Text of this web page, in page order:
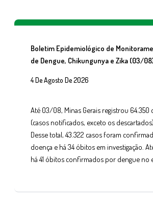
Boletim Epidemiológico de
de Dengue, Chikungunya e Zika (03/
4 De Agosto De 2026
Até 03/08, Minas Gerais registrou 64.350
(casos notificados, exceto os
Desse total, 43.322 casos foram
doença e há 34 óbitos em investigação.
há 41 óbitos confirmados por dengue no